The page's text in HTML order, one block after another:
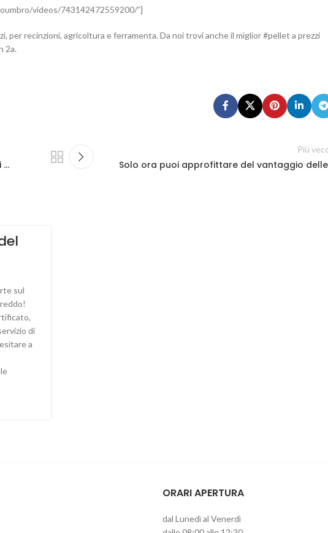
videos/743142472559200/”]
per recinzioni, agricoltura e ferramenta. Da noi trovi anche il miglior #pellet a prezzi
2a.
…
Più
Solo ora puoi approfittare del vantaggio
sul
di
a
ORARI APERTURA
dal Lunedì al Venerdì